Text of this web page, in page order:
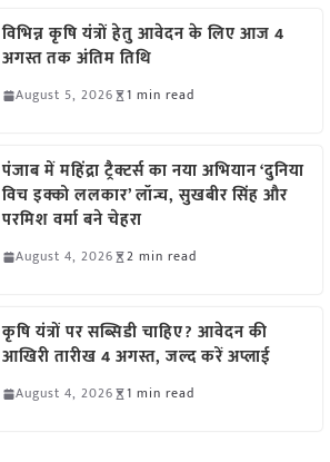
विभिन्न कृषि यंत्रों हेतु आवेदन के लिए आज 4
अगस्त तक अंतिम तिथि
August 5, 2026 1 min read
पंजाब में महिंद्रा ट्रैक्टर्स का नया अभियान ‘दुनिया
विच इक्को ललकार’ लॉन्च, सुखबीर सिंह और
परमिश वर्मा बने चेहरा
August 4, 2026 2 min read
कृषि यंत्रों पर सब्सिडी चाहिए? आवेदन की
आखिरी तारीख 4 अगस्त, जल्द करें अप्लाई
August 4, 2026 1 min read